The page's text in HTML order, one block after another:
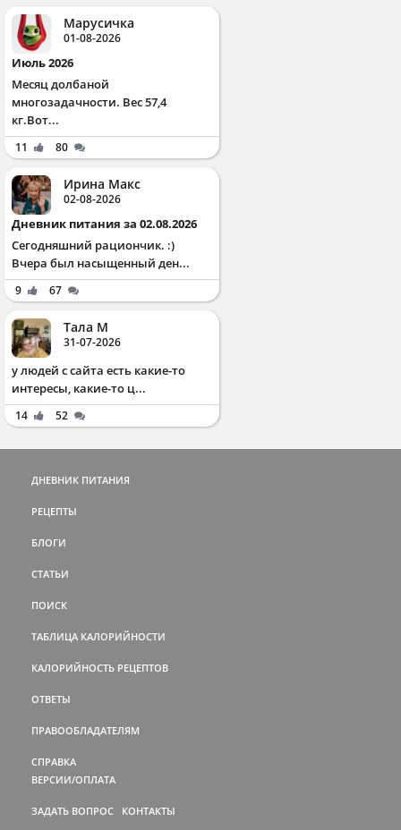
Марусичка
01-08-2026
Июль 2026
Месяц долбаной
многозадачности. Вес 57,4
кг.Вот...
11 80
Ирина Макс
02-08-2026
Дневник питания за 02.08.2026
Сегодняшний рациончик. :)
Вчера был насыщенный ден...
9 67
Тала М
31-07-2026
у людей с сайта есть какие-то
интересы, какие-то ц...
14 52
ДНЕВНИК ПИТАНИЯ
РЕЦЕПТЫ
БЛОГИ
СТАТЬИ
ПОИСК
ТАБЛИЦА КАЛОРИЙНОСТИ
КАЛОРИЙНОСТЬ РЕЦЕПТОВ
ОТВЕТЫ
ПРАВООБЛАДАТЕЛЯМ
СПРАВКА
ВЕРСИИ/ОПЛАТА
ЗАДАТЬ ВОПРОС КОНТАКТЫ